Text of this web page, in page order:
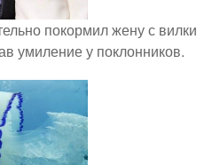
покормил жену с вилки
умиление у поклонников.